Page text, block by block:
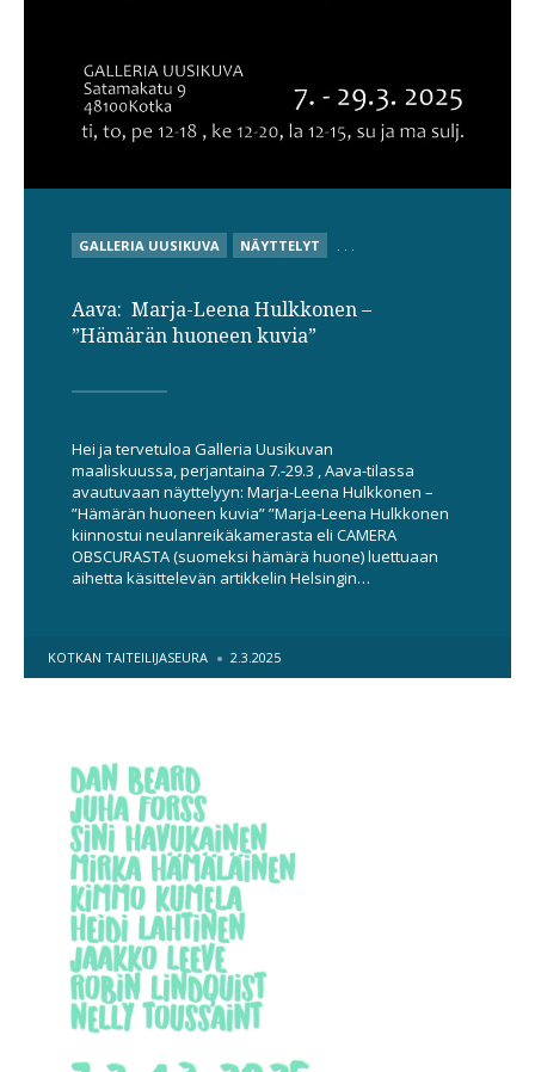
POSTED
IN
GALLERIA UUSIKUVA NÄYTTELYT . . .
Aava: Marja-Leena Hulkkonen –
”Hämärän huoneen kuvia”
Hei ja tervetuloa Galleria Uusikuvan
maaliskuussa, perjantaina 7.-29.3 , Aava-tilassa
avautuvaan näyttelyyn: Marja-Leena Hulkkonen –
”Hämärän huoneen kuvia” ”Marja-Leena Hulkkonen
kiinnostui neulanreikäkamerasta eli CAMERA
OBSCURASTA (suomeksi hämärä huone) luettuaan
aihetta käsittelevän artikkelin Helsingin…
POSTED
BY
KOTKAN TAITEILIJASEURA 2.3.2025